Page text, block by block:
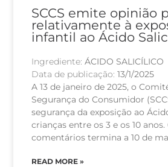
SCCS emite opinião
relativamente à
infantil ao Ácido
Ingrediente:ÁCIDO SALICÍLICO
Data de publicação:13/1/2025
A 13 de janeiro de 2025, o
Segurança do Consumidor
segurança da exposição ao
crianças entre os 3 e os 10 anos.
comentários termina a 10 de
READ MORE »